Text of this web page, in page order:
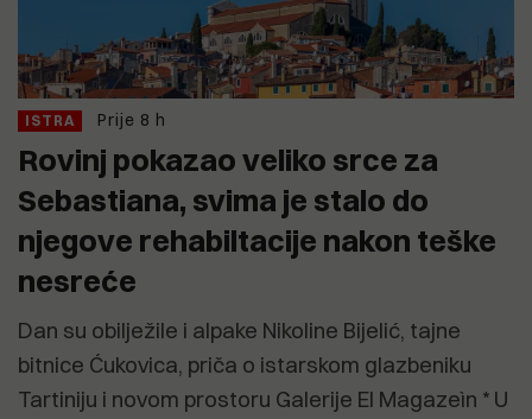
ISTRA Prije 8 h
Rovinj pokazao veliko srce za
Sebastiana, svima je stalo do
njegove rehabiltacije nakon teške
nesreće
Dan su obilježile i alpake Nikoline Bijelić, tajne
bitnice Ćukovica, priča o istarskom glazbeniku
Tartiniju i novom prostoru Galerije El Magazeìn * U